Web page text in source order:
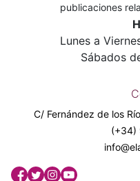
publicaciones
Lunes a
Sábados
C/ Fernández de los
(+34)